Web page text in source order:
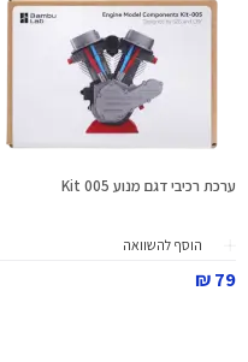
ערכת רכיבי דגם מנוע Kit 005
הוסף להשוואה
79 ₪